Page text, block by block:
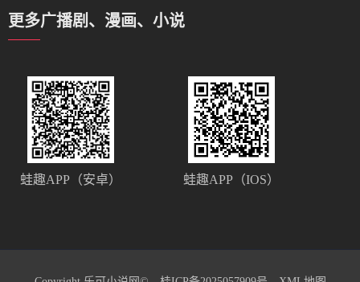
更多广播剧、漫画、小说
蛙趣APP（安卓） 蛙趣APP（IOS）